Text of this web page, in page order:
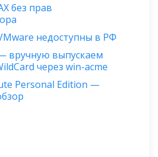
без прав
недоступны в РФ
вручную выпускаем
через win-acme
Personal Edition —